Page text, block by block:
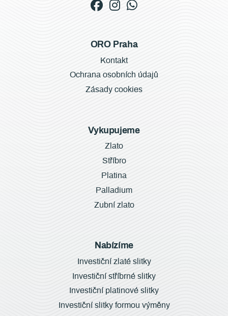
ORO Praha
Kontakt
Ochrana osobních údajů
Zásady cookies
Vykupujeme
Zlato
Stříbro
Platina
Palladium
Zubní zlato
Nabízíme
Investiční zlaté slitky
Investiční stříbrné slitky
Investiční platinové slitky
Investiční slitky formou výměny